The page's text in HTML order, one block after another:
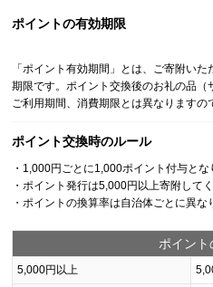
ポイントの有効期限
「ポイント有効期間」とは、ご寄附い
期限です。ポイント交換後のお礼の品
ご利用期間、消費期限とは異なりますの
ポイント交換時のルール
・1,000円ごとに1,000ポイント付与とな
・ポイント発行は5,000円以上寄附して
・ポイントの換算率は自治体ごとに異な
ポイント
5,000円以上